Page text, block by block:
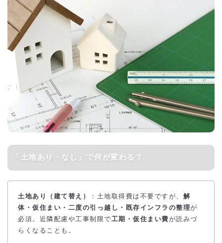
「土地あり・なし」で何が変わる？
土地あり（建て替え） ：土地取得費は不要ですが、 解
体・仮住まい・二度の引っ越し・既存インフラの整理が
必須。近隣配慮や工事制限で工期・仮住まい費が読みづ
らくなることも。